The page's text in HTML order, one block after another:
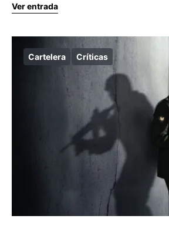
Ver entrada
Cartelera Críticas